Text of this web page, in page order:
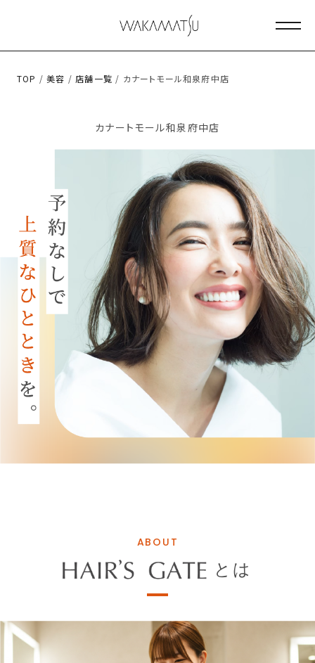
メニ
TOP /美容 / 店舗一覧 / カナートモール和泉府中店
カナートモール和泉府中店
ABOUT
とは